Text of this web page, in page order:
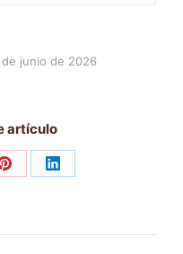
de junio de 2026
artículo
Share Share